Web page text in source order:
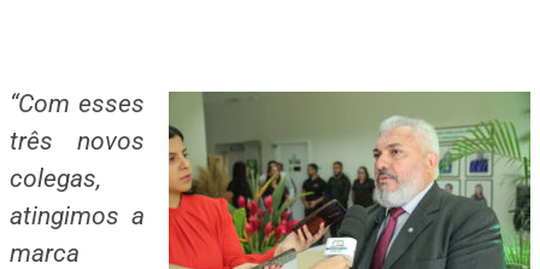
“Com esses
três novos
colegas,
atingimos a
marca